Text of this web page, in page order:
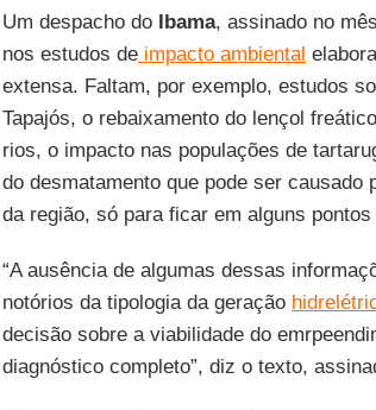
Um despacho doIbama, assinado no
nos estudos deimpacto ambiental
extensa. Faltam, por exemplo, estudos
Tapajós, o rebaixamento do lençol
rios, o impacto nas populações de
do desmatamento que pode ser causado
da região, só para ficar em alguns
“A ausência de algumas dessas
notórios da tipologia da geração
decisão sobre a viabilidade do
diagnóstico completo”, diz o texto,